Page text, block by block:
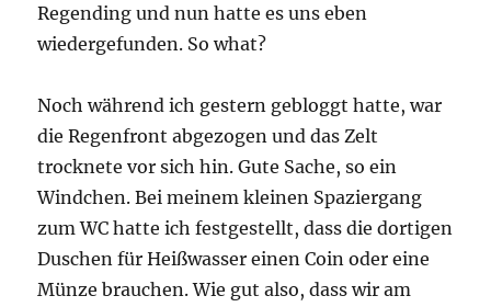
Regending und nun hatte es uns eben
wiedergefunden. So what?
Noch während ich gestern gebloggt hatte, war
die Regenfront abgezogen und das Zelt
trocknete vor sich hin. Gute Sache, so ein
Windchen. Bei meinem kleinen Spaziergang
zum WC hatte ich festgestellt, dass die dortigen
Duschen für Heißwasser einen Coin oder eine
Münze brauchen. Wie gut also, dass wir am